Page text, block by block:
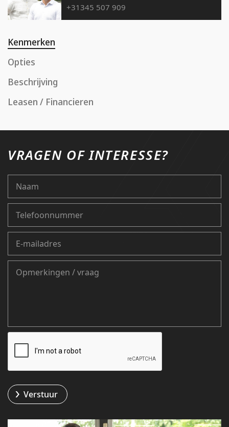
+31345 507 909
Kenmerken
Opties
Beschrijving
Leasen / Financieren
VRAGEN OF INTERESSE?
Verstuur